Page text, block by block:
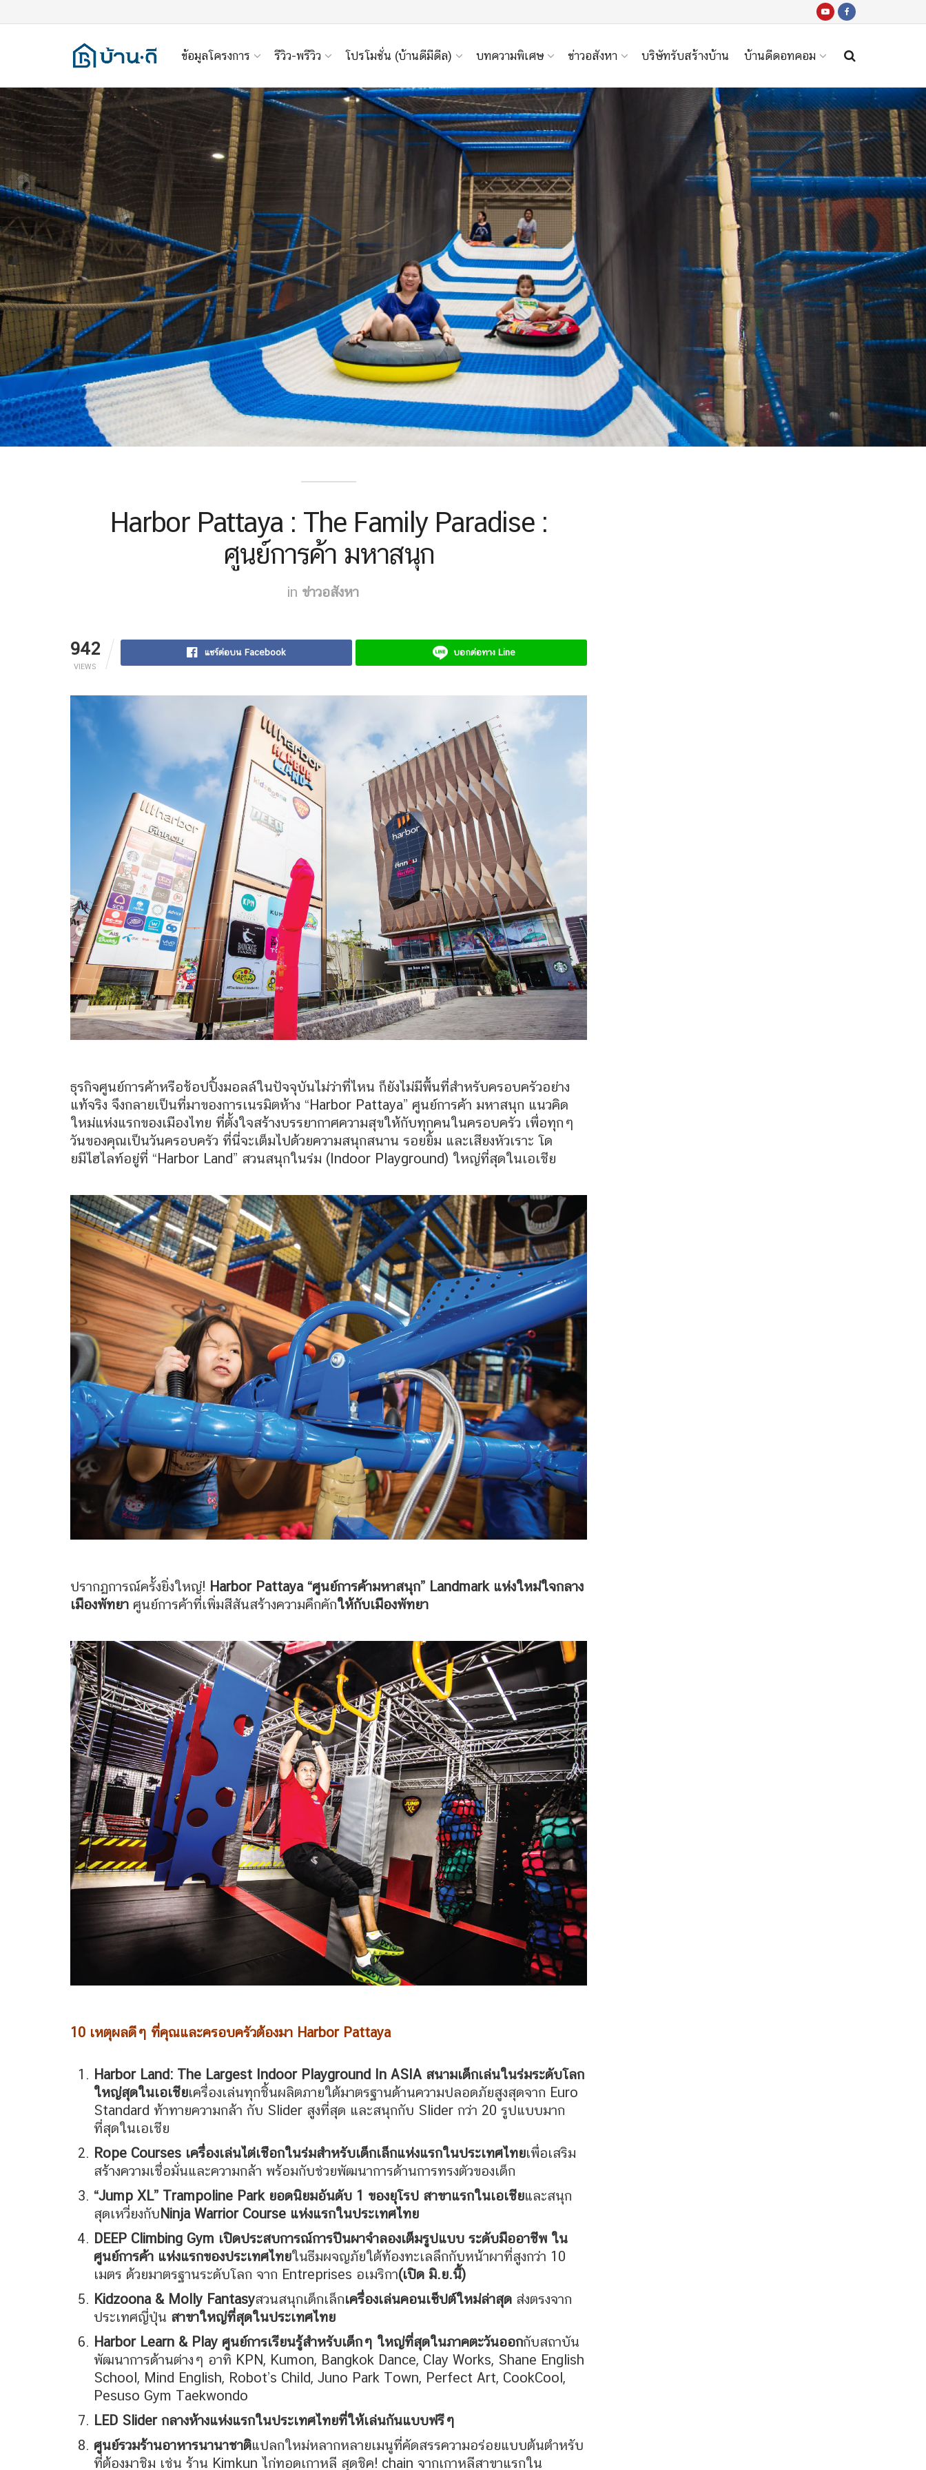
ข้อมูลโครงการ รีวิว-พรีวิว โปรโมชั่น (บ้านดีมีดีล) บทความพิเศษ ข่าวอสังหา บริษัทรับสร้างบ้าน บ้านดีดอทคอม
Harbor Pattaya : The Family Paradise :
ศูนย์การค้า มหาสนุก
in ข่าวอสังหา
942
VIEWS
แชร์ต่อบน Facebook บอกต่อทาง Line
ธุรกิจศูนย์การค้าหรือช้อปปิ้งมอลล์ในปัจจุบันไม่ว่าที่ไหน ก็ยังไม่มีพื้นที่สำหรับครอบครัวอย่าง
แท้จริง จึงกลายเป็นที่มาของการเนรมิตห้าง “Harbor Pattaya” ศูนย์การค้า มหาสนุก แนวคิด
ใหม่แห่งแรกของเมืองไทย ที่ตั้งใจสร้างบรรยากาศความสุขให้กับทุกคนในครอบครัว เพื่อทุกๆ
วันของคุณเป็นวันครอบครัว ที่นี่จะเต็มไปด้วยความสนุกสนาน รอยยิ้ม และเสียงหัวเราะ โด
ยมีไฮไลท์อยู่ที่ “Harbor Land” สวนสนุกในร่ม (Indoor Playground) ใหญ่ที่สุดในเอเชีย
ปรากฏการณ์ครั้งยิ่งใหญ่! Harbor Pattaya “ศูนย์การค้ามหาสนุก” Landmark แห่งใหม่ใจกลาง
เมืองพัทยา ศูนย์การค้าที่เพิ่มสีสันสร้างความคึกคักให้กับเมืองพัทยา
10 เหตุผลดีๆ ที่คุณและครอบครัวต้องมา Harbor Pattaya
Harbor Land: The Largest Indoor Playground In ASIA สนามเด็กเล่นในร่มระดับโลก
ใหญ่สุดในเอเชียเครื่องเล่นทุกชิ้นผลิตภายใต้มาตรฐานด้านความปลอดภัยสูงสุดจาก Euro
Standard ท้าทายความกล้า กับ Slider สูงที่สุด และสนุกกับ Slider กว่า 20 รูปแบบมาก
ที่สุดในเอเชีย
Rope Courses เครื่องเล่นไต่เชือกในร่มสำหรับเด็กเล็กแห่งแรกในประเทศไทยเพื่อเสริม
สร้างความเชื่อมั่นและความกล้า พร้อมกับช่วยพัฒนาการด้านการทรงตัวของเด็ก
“Jump XL” Trampoline Park ยอดนิยมอันดับ 1 ของยุโรป สาขาแรกในเอเชียและสนุก
สุดเหวี่ยงกับNinja Warrior Course แห่งแรกในประเทศไทย
DEEP Climbing Gym เปิดประสบการณ์การปีนผาจำลองเต็มรูปแบบ ระดับมืออาชีพ ใน
ศูนย์การค้า แห่งแรกของประเทศไทยในธีมผจญภัยใต้ท้องทะเลลึกกับหน้าผาที่สูงกว่า 10
เมตร ด้วยมาตรฐานระดับโลก จาก Entreprises อเมริกา(เปิด มิ.ย.นี้)
Kidzoona & Molly Fantasyสวนสนุกเด็กเล็กเครื่องเล่นคอนเซ็ปต์ใหม่ล่าสุด ส่งตรงจาก
ประเทศญี่ปุ่น สาขาใหญ่ที่สุดในประเทศไทย
Harbor Learn & Play ศูนย์การเรียนรู้สำหรับเด็กๆ ใหญ่ที่สุดในภาคตะวันออกกับสถาบัน
พัฒนาการด้านต่างๆ อาทิ KPN, Kumon, Bangkok Dance, Clay Works, Shane English
School, Mind English, Robot’s Child, Juno Park Town, Perfect Art, CookCool,
Pesuso Gym Taekwondo
LED Slider กลางห้างแห่งแรกในประเทศไทยที่ให้เล่นกันแบบฟรีๆ
ศูนย์รวมร้านอาหารนานาชาติแปลกใหม่หลากหลายเมนูที่คัดสรรความอร่อยแบบต้นตำหรับ
ที่ต้องมาชิม เช่น ร้าน Kimkun ไก่ทอดเกาหลี สุดชิค! chain จากเกาหลีสาขาแรกใน